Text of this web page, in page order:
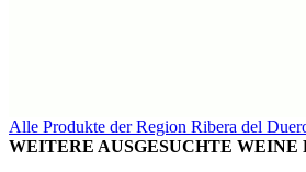
Alle Produkte der Region Ribera del
WEITERE AUSGESUCHTE WEINE